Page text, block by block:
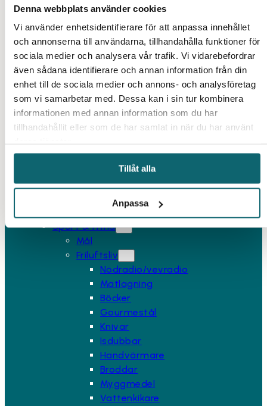
Denna webbplats använder cookies
Vi använder enhetsidentifierare för att anpassa innehållet
och annonserna till användarna, tillhandahålla funktioner för
sociala medier och analysera vår trafik. Vi vidarebefordrar
även sådana identifierare och annan information från din
enhet till de sociala medier och annons- och analysföretag
som vi samarbetar med. Dessa kan i sin tur kombinera
informationen med annan information som du har
tillhandahållit eller som de har samlat in när du har använt
Tillåt alla
Anpassa
Jägarblandning
5 smaker
Karibisk blandning
Specialblandning
Lönn
Körsbär
Rökspån
Böcker
Nitritsalt
Stekhäll
Pizza
Smasher
Övrigt
Sport & Fritid
Mål
Friluftsliv
Nödradio/vevradio
Matlagning
Böcker
Gourmestål
Knivar
Isdubbar
Handvärmare
Broddar
Myggmedel
Vattenkikare